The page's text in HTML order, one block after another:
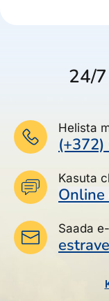
24/
Helista
Kasuta
Online
Saada